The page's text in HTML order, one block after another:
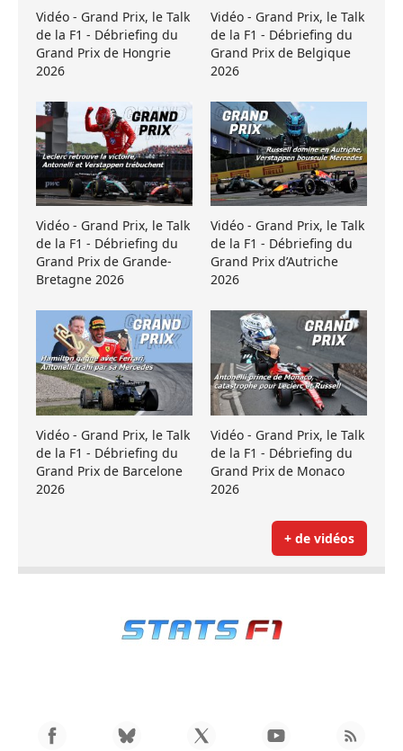
Vidéo - Grand Prix, le Talk
de la F1 - Débriefing du
Grand Prix de Hongrie
2026
Vidéo - Grand Prix, le Talk
de la F1 - Débriefing du
Grand Prix de Belgique
2026
Vidéo - Grand Prix, le Talk
de la F1 - Débriefing du
Grand Prix de Grande-
Bretagne 2026
Vidéo - Grand Prix, le Talk
de la F1 - Débriefing du
Grand Prix d’Autriche
2026
Vidéo - Grand Prix, le Talk
de la F1 - Débriefing du
Grand Prix de Barcelone
2026
Vidéo - Grand Prix, le Talk
de la F1 - Débriefing du
Grand Prix de Monaco
2026
+ de vidéos